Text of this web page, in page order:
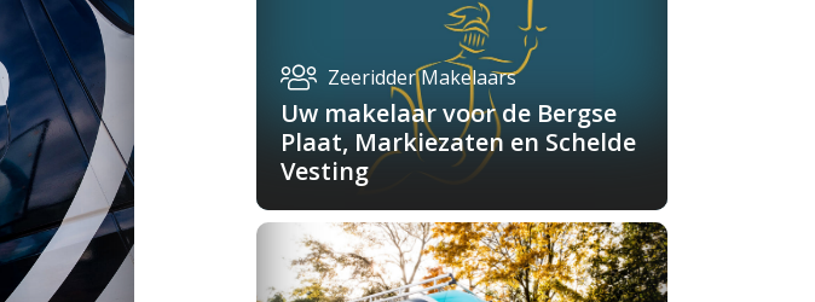
Zeeridder Makelaars
Uw makelaar voor de Bergse
Plaat, Markiezaten en Schelde
Vesting